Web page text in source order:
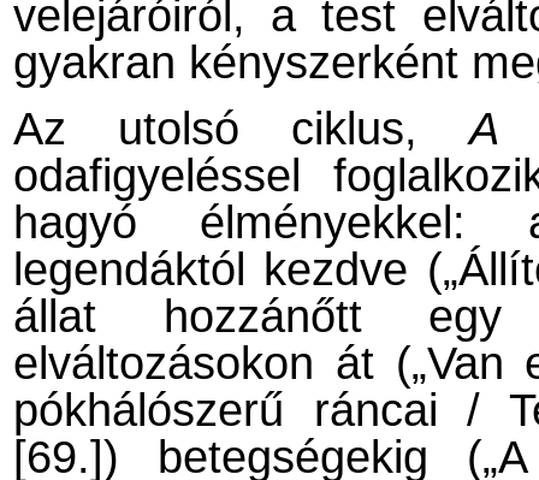
velejáróiról, a test
gyakran kényszerként
Az utolsó ciklus,A
odafigyeléssel
hagyó élményekkel:
legendáktól kezdve
állat hozzánőtt egy
elváltozásokon át
pókhálószerű ráncai /
[69.]) betegségekig